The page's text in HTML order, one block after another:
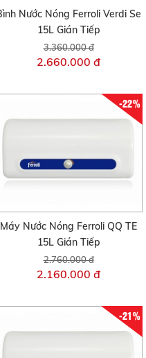
Nước Nóng Ferroli Verdi Se
15L Gián Tiếp
3.360.000 đ
2.660.000 đ
-22%
Máy Nước Nóng Ferroli QQ TE
15L Gián Tiếp
2.760.000 đ
2.160.000 đ
-21%